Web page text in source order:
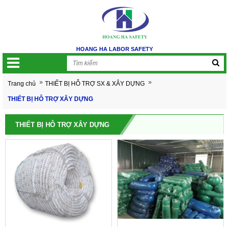
HOANG HA LABOR SAFETY
Trang chủ » THIẾT BỊ HỖ TRỢ SX & XÂY DỰNG »
THIẾT BỊ HỖ TRỢ XÂY DỰNG
THIẾT BỊ HỖ TRỢ XÂY DỰNG